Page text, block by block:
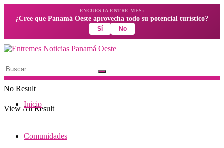
ENCUESTA ENTRE-MES:
¿Cree que Panamá Oeste aprovecha todo su potencial turístico?
Sí No
No Result
View All Result
Inicio
Comunidades